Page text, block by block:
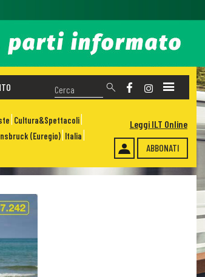
Cultura&Spettacoli
(Euregio) Italia
ABBONATI
Leggi ILT Online